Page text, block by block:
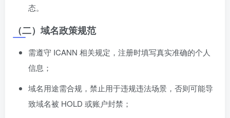
态。
（二）域名政策规范
需遵守 ICANN 相关规定，注册时填写真实准确的个人
信息；
域名用途需合规，禁止用于违规违法场景，否则可能导
致域名被 HOLD 或账户封禁；